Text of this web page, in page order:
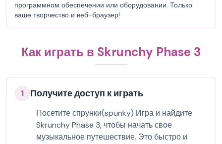
программном обеспечении или оборудовании. Только
ваше творчество и веб-браузер!
Как играть в Skrunchy Phase 3
1 Получите доступ к играть
Посетите спрунки(spunky) Игра и найдите
Skrunchy Phase 3, чтобы начать свое
музыкальное путешествие. Это быстро и